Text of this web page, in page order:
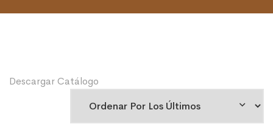
Descargar Catálogo